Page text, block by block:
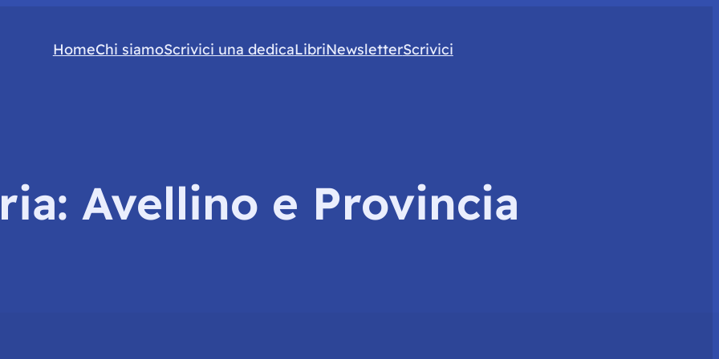
HomeChi siamoScrivici una dedicaLibriNewsletterScrivici
Avellino e Provincia